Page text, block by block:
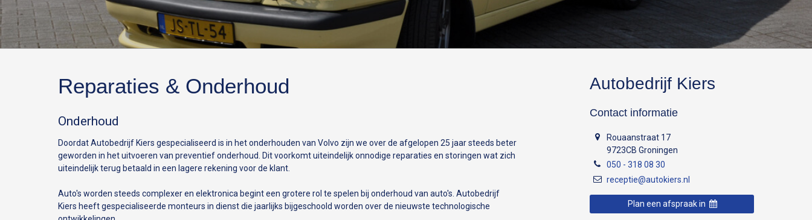
Reparaties & Onderhoud
Onderhoud
Doordat Autobedrijf Kiers gespecialiseerd is in het onderhouden van Volvo zijn we over de afgelopen 25 jaar steeds beter
geworden in het uitvoeren van preventief onderhoud. Dit voorkomt uiteindelijk onnodige reparaties en storingen wat zich
uiteindelijk terug betaald in een lagere rekening voor de klant.
Auto's worden steeds complexer en elektronica begint een grotere rol te spelen bij onderhoud van auto's. Autobedrijf
Kiers heeft gespecialiseerde monteurs in dienst die jaarlijks bijgeschoold worden over de nieuwste technologische
Autobedrijf Kiers
Contact informatie
Rouaanstraat 17
9723CB Groningen
050 - 318 08 30
receptie@autokiers.nl
Plan een afspraak in